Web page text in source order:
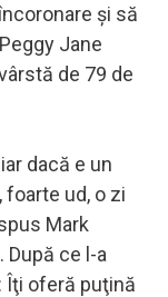
şi să
Jane
de 79 de
dacă e un
ud, o zi
Mark
După ce l-a
Îţi oferă puţină